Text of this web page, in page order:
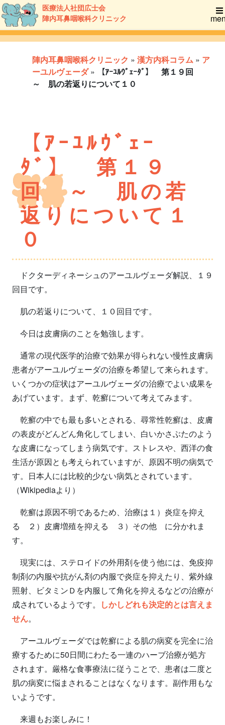
医療法人社団広士会
陣内耳鼻咽喉科クリニック
陣内耳鼻咽喉科クリニック » 漢方内科コラム » ア
ーユルヴェーダ»
【ｱｰﾕﾙｳﾞｪｰﾀﾞ】 第１９回
～ 肌の若返りについて１０
【ｱｰﾕﾙｳﾞｪｰ
ﾀﾞ】 第１９
回 ～ 肌の若
返りについて１
０
ドクターディネーシュのアーユルヴェーダ解説、１９
回目です。
肌の若返りについて、１０回目です。
今日は皮膚病のことを勉強します。
通常の現代医学的治療で効果が得られない慢性皮膚病
患者がアーユルヴェーダの治療を希望して来られます。
いくつかの症状はアーユルヴェーダの治療でよい成果を
あげています。まず、乾癬について考えてみます。
乾癬の中でも最も多いとされる、尋常性乾癬は、皮膚
の表皮がどんどん角化してしまい、白いかさぶたのよう
な皮膚になってしまう病気です。ストレスや、西洋の食
生活が原因とも考えられていますが、原因不明の病気で
す。日本人には比較的少ない病気とされています。
（Wikipediaより）
乾癬は原因不明であるため、治療は１）炎症を抑え
る ２）皮膚増殖を抑える ３）その他 に分かれま
す。
現実には、ステロイドの外用剤を使う他には、免疫抑
制剤の内服や抗がん剤の内服で炎症を抑えたり、紫外線
照射、ビタミンＤを内服して角化を抑えるなどの治療が
成されているようです。
しかしどれも決定的とは言えま
せん。
アーユルヴェーダでは乾癬による肌の病変を完全に治
療するために50日間にわたる一連のハーブ治療が処方
されます。厳格な食事療法に従うことで、患者は二度と
肌の病変に悩まされることはなくなります。副作用もな
いようです。
来週もお楽しみに！